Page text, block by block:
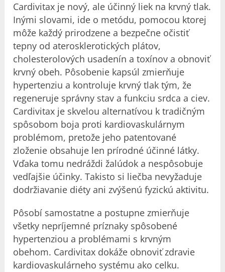
Cardivitax je nový, ale účinný liek na krvný tlak.
Inými slovami, ide o metódu, pomocou ktorej
môže každý prirodzene a bezpečne očistiť
tepny od aterosklerotických plátov,
cholesterolových usadenín a toxínov a obnoviť
krvný obeh. Pôsobenie kapsúl zmierňuje
hypertenziu a kontroluje krvný tlak tým, že
regeneruje správny stav a funkciu srdca a ciev.
Cardivitax je skvelou alternatívou k tradičným
spôsobom boja proti kardiovaskulárnym
problémom, pretože jeho patentované
zloženie obsahuje len prírodné účinné látky.
Vďaka tomu nedráždi žalúdok a nespôsobuje
vedľajšie účinky. Takisto si liečba nevyžaduje
dodržiavanie diéty ani zvýšenú fyzickú aktivitu.
Pôsobí samostatne a postupne zmierňuje
všetky nepríjemné príznaky spôsobené
hypertenziou a problémami s krvným
obehom. Cardivitax dokáže obnoviť zdravie
kardiovaskulárneho systému ako celku.